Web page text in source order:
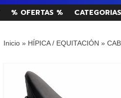
% OFERTAS % CATEGORIAS
Inicio» HÍPICA / EQUITACIÓN »